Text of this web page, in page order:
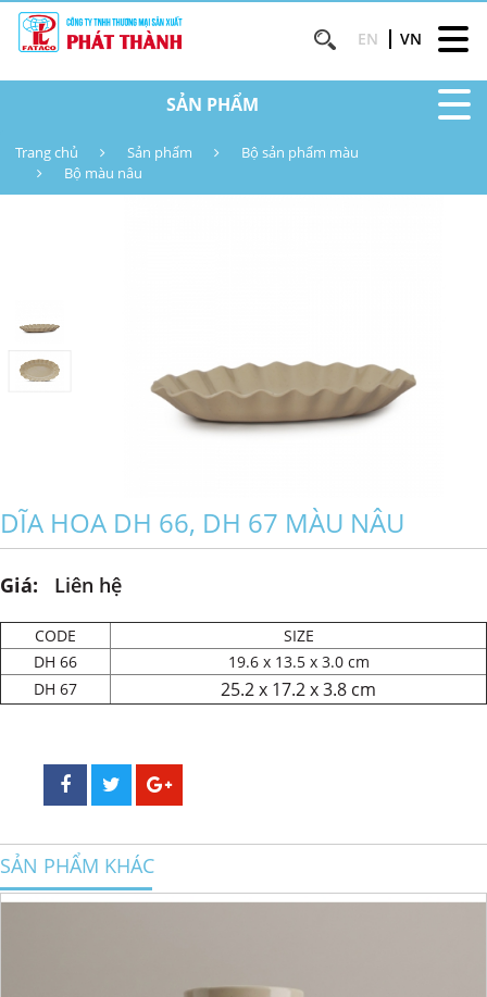
EN VN
SẢN PHẨM
Trang chủ Sản phẩm
Bộ sản phẩm màu
Bộ màu nâu
DĨA HOA DH 66, DH 67 MÀU NÂU
Giá: Liên hệ
CODE
SIZE
DH 66
19.6 x 13.5 x 3.0 cm
DH 67
25.2 x 17.2 x 3.8 cm
SẢN PHẨM KHÁC